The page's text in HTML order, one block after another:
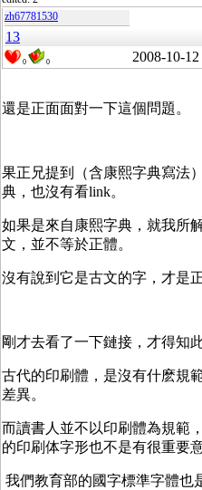
zh67781530
13
0 0 2008-10-12
還是正面面對一下這個問題。
果正兄提到（含康熙字典寫法
典，也沒有看link。
如果是來自康熙字典，就我所
文，並不等於正體。
沒有說到它是古文的字，才是
剛才去看了一下鏈接，才得知
古代的印刷體，是沒有什麽規
差異。
而讀書人並不以印刷體為規範
的印刷体字形也不是有很重要意
我們教育部的國字標準字體也